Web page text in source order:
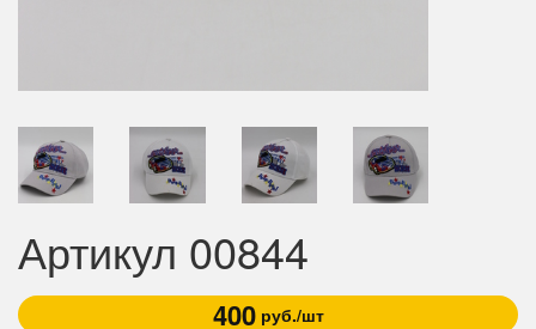
Артикул 00844
400руб./шт